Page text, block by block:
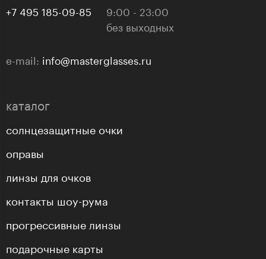
+7 495 185-09-85
9:00 - 23:00
без выходных
e-mail: info@masterglasses.ru
каталог
солнцезащитные очки
оправы
линзы для очков
контакты шоу-рума
прогрессивные линзы
подарочные карты